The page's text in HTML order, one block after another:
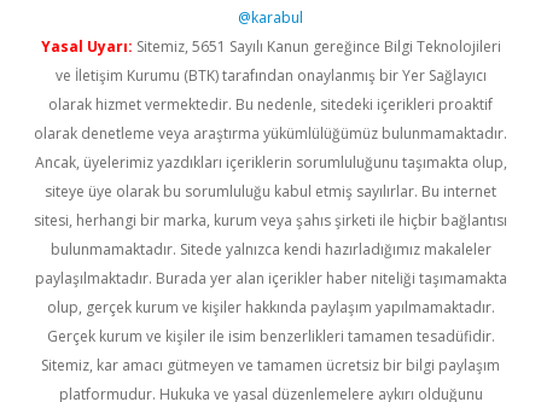
@karabul
Yasal Uyarı: Sitemiz, 5651 Sayılı Kanun gereğince Bilgi Teknolojileri
ve İletişim Kurumu (BTK) tarafından onaylanmış bir Yer Sağlayıcı
olarak hizmet vermektedir. Bu nedenle, sitedeki içerikleri proaktif
olarak denetleme veya araştırma yükümlülüğümüz bulunmamaktadır.
Ancak, üyelerimiz yazdıkları içeriklerin sorumluluğunu taşımakta olup,
siteye üye olarak bu sorumluluğu kabul etmiş sayılırlar. Bu internet
sitesi, herhangi bir marka, kurum veya şahıs şirketi ile hiçbir bağlantısı
bulunmamaktadır. Sitede yalnızca kendi hazırladığımız makaleler
paylaşılmaktadır. Burada yer alan içerikler haber niteliği taşımamakta
olup, gerçek kurum ve kişiler hakkında paylaşım yapılmamaktadır.
Gerçek kurum ve kişiler ile isim benzerlikleri tamamen tesadüfidir.
Sitemiz, kar amacı gütmeyen ve tamamen ücretsiz bir bilgi paylaşım
platformudur. Hukuka ve yasal düzenlemelere aykırı olduğunu